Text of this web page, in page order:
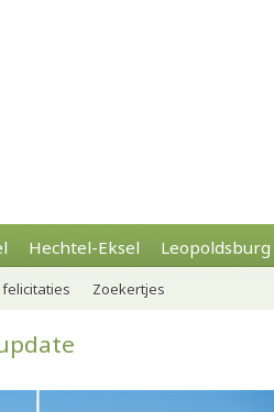
Hechtel-Eksel Leopoldsburg
Zoekertjes